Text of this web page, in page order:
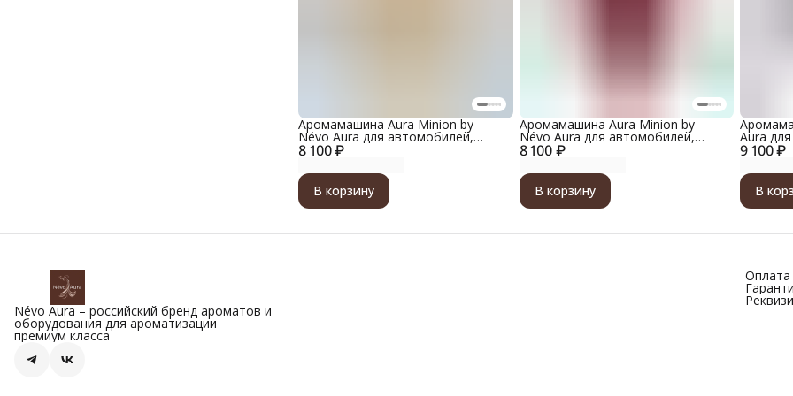
8 100 ₽
Аромамашина Aura Minion by
Névo Aura для автомобилей,
металлический корпус, цвет
золотой
В корзину
8 100 ₽
Аромамашина Aura Minion by
Névo Aura для автомобилей,
металлический корпус, цвет
матовый винный красный
В корзину
9 100 ₽
Aura
корпус,
В
Névo Aura – российский бренд ароматов и
оборудования для ароматизации
премиум класса
Оплата